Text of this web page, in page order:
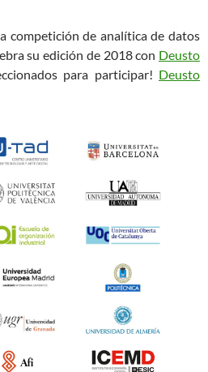
competición de analítica de datos
su edición de 2018 con Deusto
para participar! Deusto